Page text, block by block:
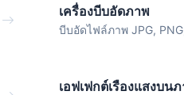
เครื่องบีบอัดภาพ
บีบอัดไฟล์ภาพ JPG,
เอฟเฟกต์เรืองแสงบน